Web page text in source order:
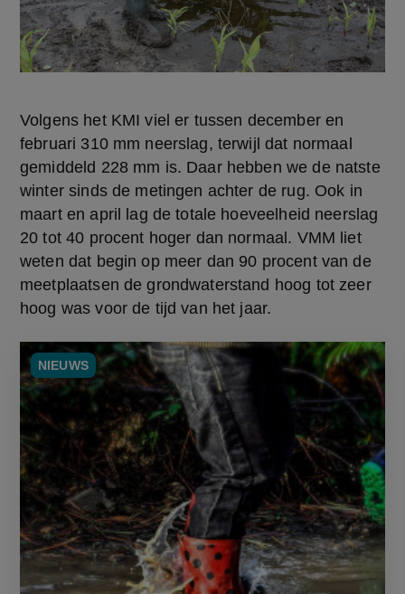
Volgens het KMI viel er tussen december en
februari 310 mm neerslag, terwijl dat normaal
gemiddeld 228 mm is. Daar hebben we de natste
winter sinds de metingen achter de rug. Ook in
maart en april lag de totale hoeveelheid neerslag
20 tot 40 procent hoger dan normaal. VMM liet
weten dat begin op meer dan 90 procent van de
meetplaatsen de grondwaterstand hoog tot zeer
hoog was voor de tijd van het jaar.
NIEUWS